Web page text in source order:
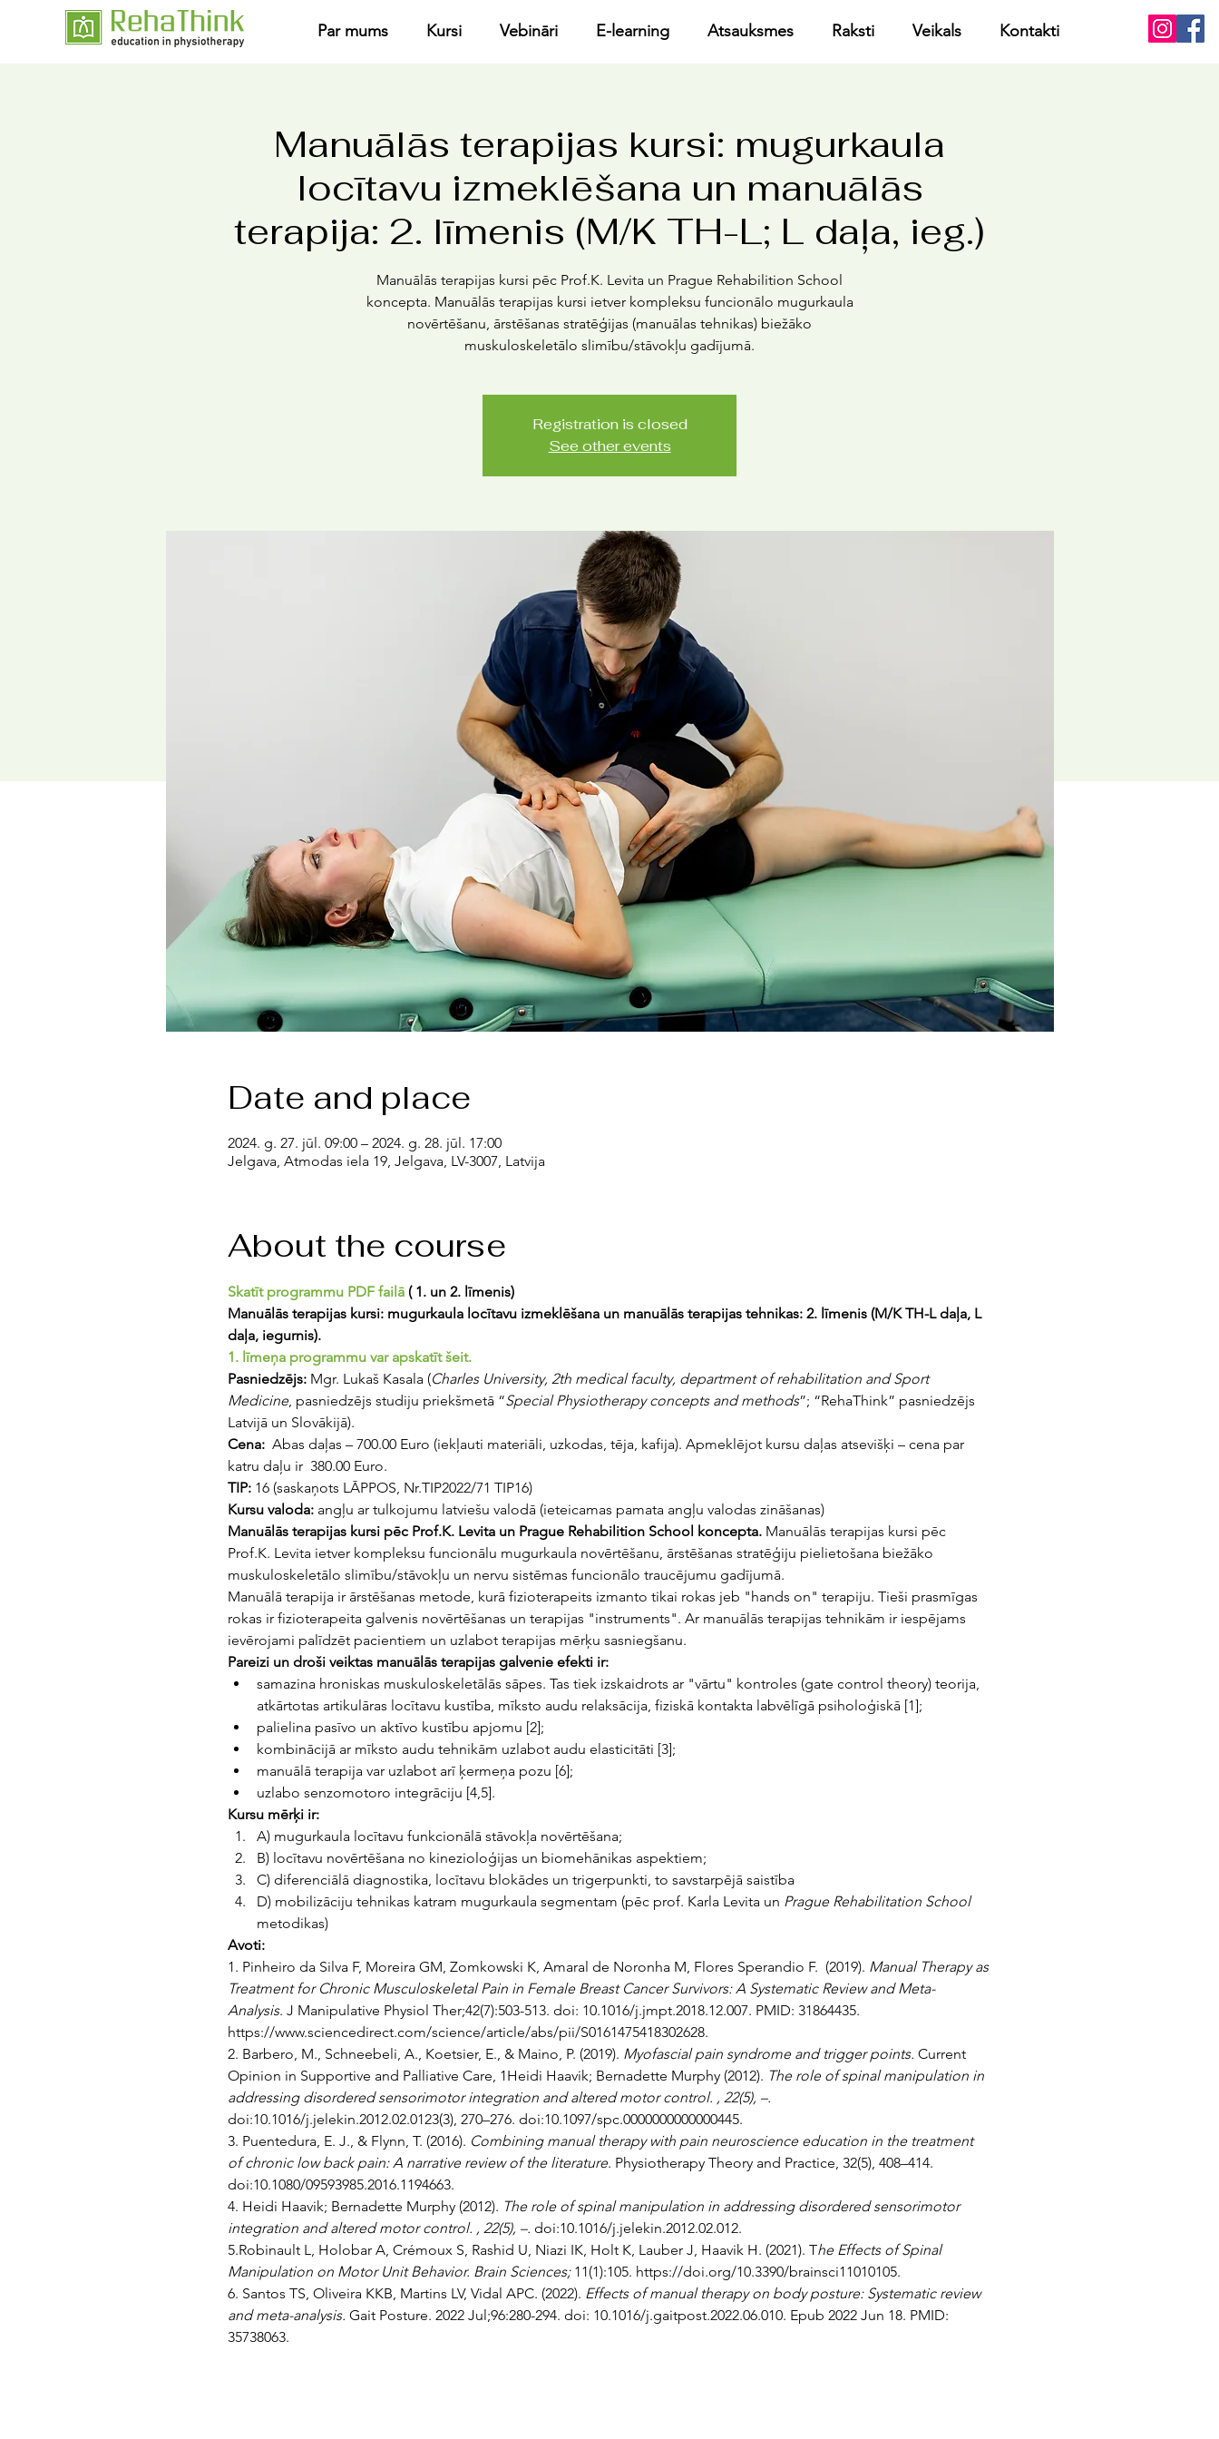
Par mums Kursi Vebināri E-learning Atsauksmes Raksti Veikals Kontakti
Manuālās terapijas kursi: mugurkaula
locītavu izmeklēšana un manuālās
terapija: 2. līmenis (M/K TH-L; L daļa, ieg.)
Manuālās terapijas kursi pēc Prof.K. Levita un Prague Rehabilition School
koncepta. Manuālās terapijas kursi ietver kompleksu funcionālo mugurkaula
novērtēšanu, ārstēšanas stratēģijas (manuālas tehnikas) biežāko
muskuloskeletālo slimību/stāvokļu gadījumā.
Registration is closed
See other events
Date and place
2024. g. 27. jūl. 09:00 – 2024. g. 28. jūl. 17:00
Jelgava, Atmodas iela 19, Jelgava, LV-3007, Latvija
About the course
Skatīt programmu PDF failā ( 1. un 2. līmenis)
Manuālās terapijas kursi: mugurkaula locītavu izmeklēšana un manuālās terapijas tehnikas: 2. līmenis (M/K TH-L daļa, L
daļa, iegurnis).
1. līmeņa programmu var apskatīt šeit.
Pasniedzējs: Mgr. Lukaš Kasala (Charles University, 2th medical faculty, department of rehabilitation and Sport
Medicine, pasniedzējs studiju priekšmetā “Special Physiotherapy concepts and methods”; “RehaThink” pasniedzējs
Latvijā un Slovākijā).
Cena: Abas daļas – 700.00 Euro (iekļauti materiāli, uzkodas, tēja, kafija). Apmeklējot kursu daļas atsevišķi – cena par
katru daļu ir  380.00 Euro.
TIP: 16 (saskaņots LĀPPOS, Nr.TIP2022/71 TIP16)
Kursu valoda: angļu ar tulkojumu latviešu valodā (ieteicamas pamata angļu valodas zināšanas)
Manuālās terapijas kursi pēc Prof.K. Levita un Prague Rehabilition School koncepta. Manuālās terapijas kursi pēc
Prof.K. Levita ietver kompleksu funcionālu mugurkaula novērtēšanu, ārstēšanas stratēģiju pielietošana biežāko
muskuloskeletālo slimību/stāvokļu un nervu sistēmas funcionālo traucējumu gadījumā.
Manuālā terapija ir ārstēšanas metode, kurā fizioterapeits izmanto tikai rokas jeb "hands on" terapiju. Tieši prasmīgas
rokas ir fizioterapeita galvenis novērtēšanas un terapijas "instruments". Ar manuālās terapijas tehnikām ir iespējams
ievērojami palīdzēt pacientiem un uzlabot terapijas mērķu sasniegšanu.
Pareizi un droši veiktas manuālās terapijas galvenie efekti ir:
samazina hroniskas muskuloskeletālās sāpes. Tas tiek izskaidrots ar "vārtu" kontroles (gate control theory) teorija,
atkārtotas artikulāras locītavu kustība, mīksto audu relaksācija, fiziskā kontakta labvēlīgā psiholoģiskā [1];
palielina pasīvo un aktīvo kustību apjomu [2];
kombinācijā ar mīksto audu tehnikām uzlabot audu elasticitāti [3];
manuālā terapija var uzlabot arī ķermeņa pozu [6];
uzlabo senzomotoro integrāciju [4,5].
Kursu mērķi ir:
A) mugurkaula locītavu funkcionālā stāvokļa novērtēšana;
B) locītavu novērtēšana no kinezioloģijas un biomehānikas aspektiem;
C) diferenciālā diagnostika, locītavu blokādes un trigerpunkti, to savstarpējā saistība
D) mobilizāciju tehnikas katram mugurkaula segmentam (pēc prof. Karla Levita un Prague Rehabilitation School
metodikas)
Avoti:
1. Pinheiro da Silva F, Moreira GM, Zomkowski K, Amaral de Noronha M, Flores Sperandio F.  (2019). Manual Therapy as
Treatment for Chronic Musculoskeletal Pain in Female Breast Cancer Survivors: A Systematic Review and Meta-
Analysis. J Manipulative Physiol Ther;42(7):503-513. doi: 10.1016/j.jmpt.2018.12.007. PMID: 31864435.
https://www.sciencedirect.com/science/article/abs/pii/S0161475418302628.
2. Barbero, M., Schneebeli, A., Koetsier, E., & Maino, P. (2019). Myofascial pain syndrome and trigger points. Current
Opinion in Supportive and Palliative Care, 1Heidi Haavik; Bernadette Murphy (2012). The role of spinal manipulation in
addressing disordered sensorimotor integration and altered motor control. , 22(5), –.
doi:10.1016/j.jelekin.2012.02.0123(3), 270–276. doi:10.1097/spc.0000000000000445.
3. Puentedura, E. J., & Flynn, T. (2016). Combining manual therapy with pain neuroscience education in the treatment
of chronic low back pain: A narrative review of the literature. Physiotherapy Theory and Practice, 32(5), 408–414.
doi:10.1080/09593985.2016.1194663.
4. Heidi Haavik; Bernadette Murphy (2012). The role of spinal manipulation in addressing disordered sensorimotor
integration and altered motor control. , 22(5), –. doi:10.1016/j.jelekin.2012.02.012.
5.Robinault L, Holobar A, Crémoux S, Rashid U, Niazi IK, Holt K, Lauber J, Haavik H. (2021). The Effects of Spinal
Manipulation on Motor Unit Behavior. Brain Sciences; 11(1):105. https://doi.org/10.3390/brainsci11010105.
6. Santos TS, Oliveira KKB, Martins LV, Vidal APC. (2022). Effects of manual therapy on body posture: Systematic review
and meta-analysis. Gait Posture. 2022 Jul;96:280-294. doi: 10.1016/j.gaitpost.2022.06.010. Epub 2022 Jun 18. PMID:
35738063.